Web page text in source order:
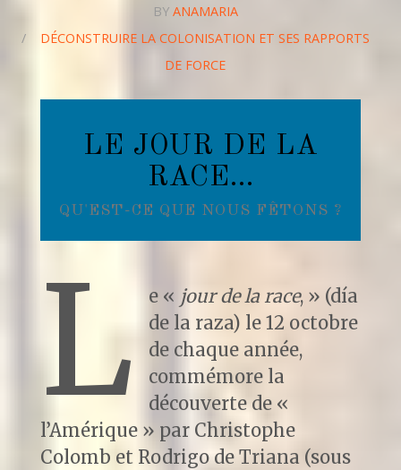
BY ANAMARIA
/
DÉCONSTRUIRE LA COLONISATION ET SES RAPPORTS
DE FORCE
LE JOUR DE LA
RACE…
QU'EST-CE QUE NOUS FÊTONS ?
L e « jour de la race, » (día
de la raza) le 12 octobre
de chaque année,
commémore la
découverte de «
l’Amérique » par Christophe
Colomb et Rodrigo de Triana (sous